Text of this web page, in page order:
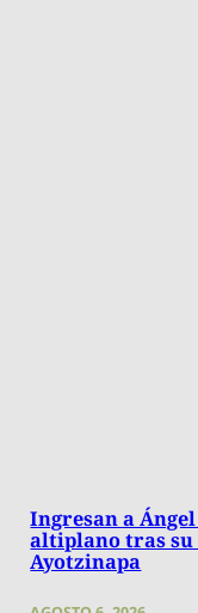
Ingresan a
altiplano tras su
Ayotzinapa